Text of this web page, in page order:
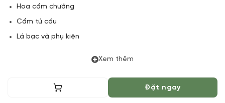
Hoa cẩm chướng
Cẩm tú cầu
Lá bạc và phụ kiện
(*) Đơn hàng cần đặt trước tối thiểu 06 tiếng để được
và thị trường. Các thông tin thay đổi sẽ được cập nhật
trước và xác nhận từ Quý khách hàng.
Xem thêm
Thêm vào giỏ Đặt ngay